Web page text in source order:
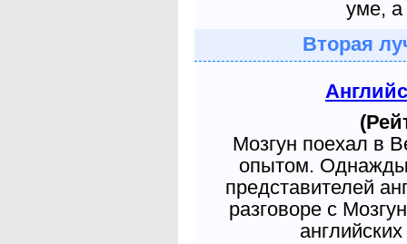
уме, а
Вторая
Мозгун поехал в
опытом. Однажды
представителей
разговоре с